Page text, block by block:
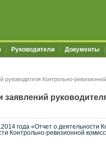
Руководители Документы
Контрольно-
года «Отчет о деятельности
Контрольно-ревизионной